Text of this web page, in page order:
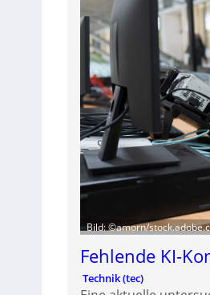
Bild: ©amorn/
Fehlende KI-
Technik (tec)